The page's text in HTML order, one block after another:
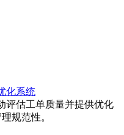
化系统
评估工单质量并提供优化
规范性。